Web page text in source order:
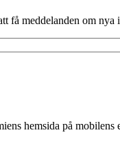
få meddelanden om nya
hemsida på